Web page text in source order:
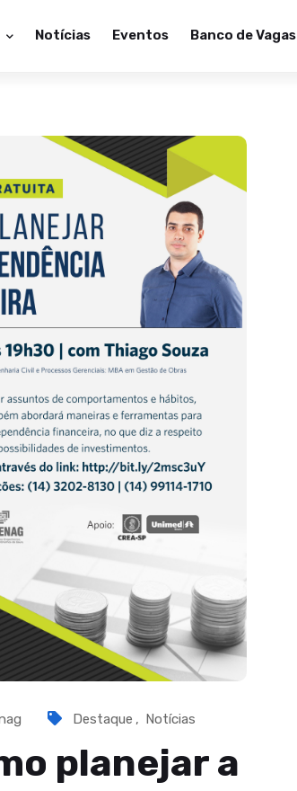
Notícias Eventos Banco de Vagas
Destaque , Notícias
planejar a